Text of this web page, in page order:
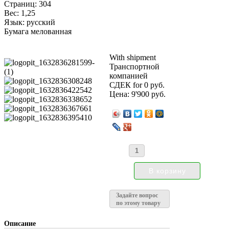
Страниц: 304
Вес: 1,25
Язык: русский
Бумага мелованная
With shipment
Транспортной
компанией
СДЕК for 0 руб.
Цена:9'900 руб.
Задайте вопрос
по этому товару
Описание